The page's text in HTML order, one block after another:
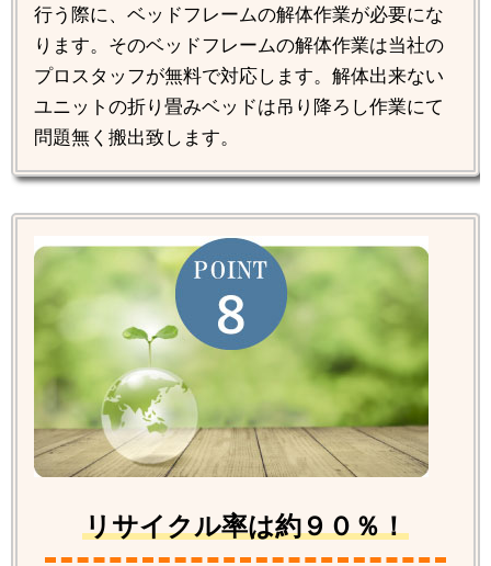
行う際に、ベッドフレームの解体作業が必要にな
ります。そのベッドフレームの解体作業は当社の
プロスタッフが無料で対応します。解体出来ない
ユニットの折り畳みベッドは吊り降ろし作業にて
問題無く搬出致します。
リサイクル率は約９０％！